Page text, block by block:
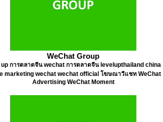
WeChat Group
การตลาดจีน wechat การตลาดจีน levelupthailand china
marketing wechat wechat official โฆษณาวีแชท WeChat
Advertising WeChat Moment